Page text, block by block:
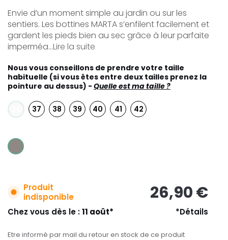
Envie d’un moment simple au jardin ou sur les
sentiers. Les bottines MARTA s’enfilent facilement et
gardent les pieds bien au sec grâce à leur parfaite
imperméa...Lire la suite
Nous vous conseillons de prendre votre taille
habituelle (si vous êtes entre deux tailles prenez la
pointure au dessus) - Quelle est ma taille ?
37 38 39 40 41 42
Produit
indisponible
26,90 €
Chez vous dès le :11 août* *Détails
Etre informé par mail du retour en stock de ce produit